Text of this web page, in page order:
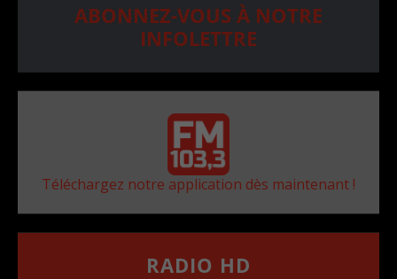
ABONNEZ-VOUS À NOTRE
INFOLETTRE
Téléchargez notre application dès maintenant !
RADIO HD